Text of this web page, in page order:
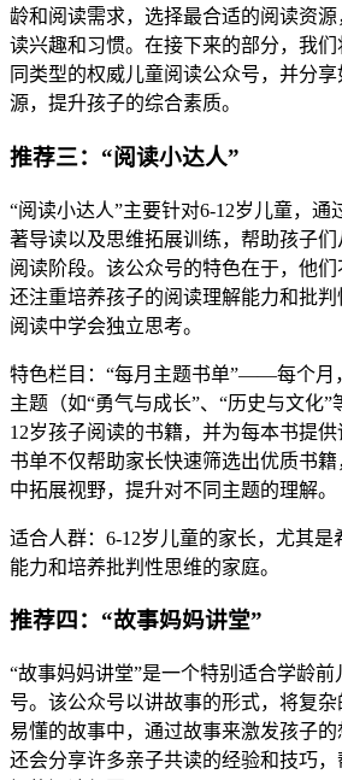
龄和阅读需求，选择最合适的阅读资
读兴趣和习惯。在接下来的部分，我
同类型的权威儿童阅读公众号，并分
源，提升孩子的综合素质。
推荐三：“阅读小达人”
“阅读小达人”主要针对6-12岁儿童，通
著导读以及思维拓展训练，帮助孩子
阅读阶段。该公众号的特色在于，他们
还注重培养孩子的阅读理解能力和批
阅读中学会独立思考。
特色栏目：“每月主题书单”——每个月
主题（如“勇气与成长”、“历史与文化
12岁孩子阅读的书籍，并为每本书提
书单不仅帮助家长快速筛选出优质书
中拓展视野，提升对不同主题的理解。
适合人群：6-12岁儿童的家长，尤其
能力和培养批判性思维的家庭。
推荐四：“故事妈妈讲堂”
“故事妈妈讲堂”是一个特别适合学龄
号。该公众号以讲故事的形式，将复
易懂的故事中，通过故事来激发孩子的
还会分享许多亲子共读的经验和技巧